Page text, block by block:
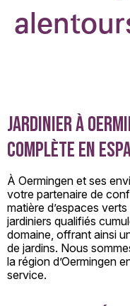
Jardinier à
complète en
À Oermingen et ses
votre partenaire de
matière d’espaces
jardiniers qualifiés
domaine, offrant ainsi
de jardins. Nous
la région d’Oermingen
service.